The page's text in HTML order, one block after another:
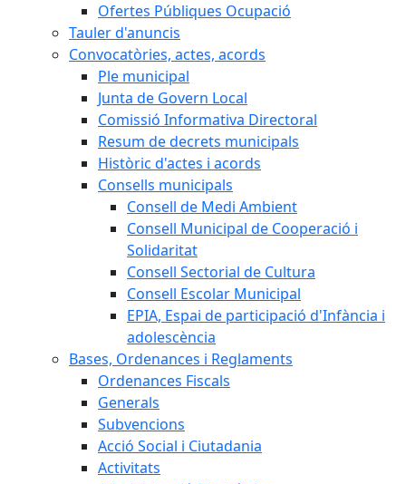
Ofertes Públiques Ocupació
Tauler d'anuncis
Convocatòries, actes, acords
Ple municipal
Junta de Govern Local
Comissió Informativa Directoral
Resum de decrets municipals
Històric d'actes i acords
Consells municipals
Consell de Medi Ambient
Consell Municipal de Cooperació i
Solidaritat
Consell Sectorial de Cultura
Consell Escolar Municipal
EPIA, Espai de participació d'Infància i
adolescència
Bases, Ordenances i Reglaments
Ordenances Fiscals
Generals
Subvencions
Acció Social i Ciutadania
Activitats